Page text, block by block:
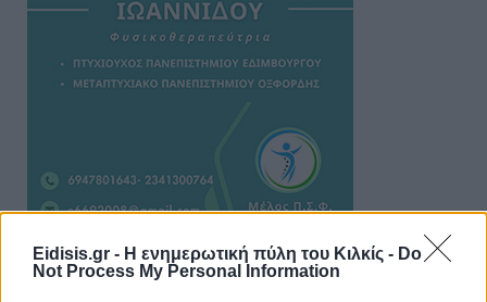
Eidisis.gr - Η ενημερωτική πύλη του Κιλκίς - Do
Not Process My Personal Information